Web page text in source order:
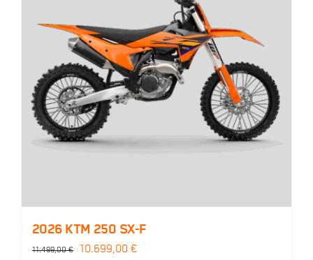
2026 KTM 250 SX-F
11.499,00€
Ursprünglicher
10.699,00 €Aktueller